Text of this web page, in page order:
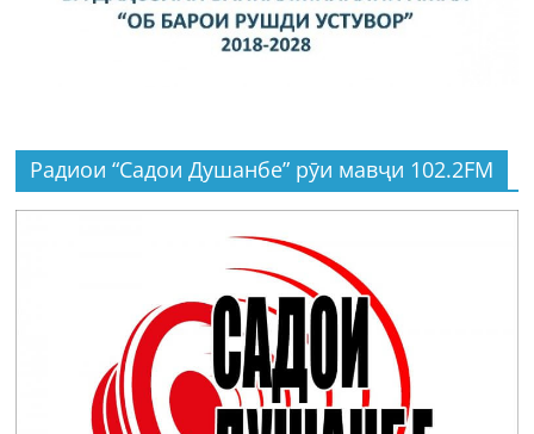
Радиои “Садои Душанбе” рӯи мавҷи 102.2FM